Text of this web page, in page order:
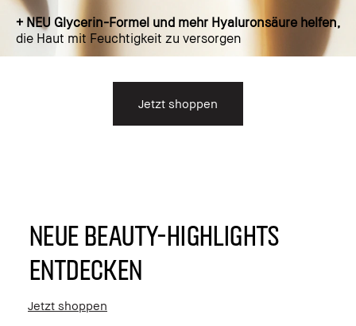
+ NEU Glycerin-Formel und mehr Hyaluronsäure helfen,
die Haut mit Feuchtigkeit zu versorgen
Jetzt shoppen
NEUE BEAUTY-HIGHLIGHTS
ENTDECKEN
Jetzt shoppen